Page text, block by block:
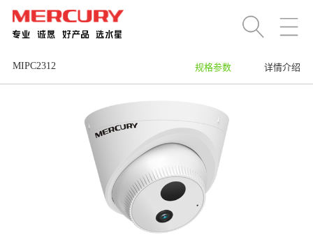
MIPC2312 规格参数 详情介绍